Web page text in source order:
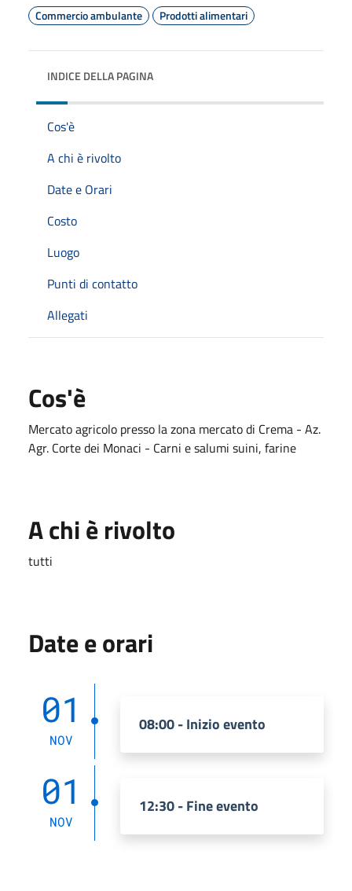
Commercio ambulante
Prodotti alimentari
INDICE DELLA PAGINA
Cos'è
A chi è rivolto
Date e Orari
Costo
Luogo
Punti di contatto
Allegati
Cos'è
Mercato agricolo presso la zona mercato di Crema - Az.
Agr. Corte dei Monaci - Carni e salumi suini, farine
A chi è rivolto
tutti
Date e orari
01
NOV
08:00 - Inizio evento
01
NOV
12:30 - Fine evento